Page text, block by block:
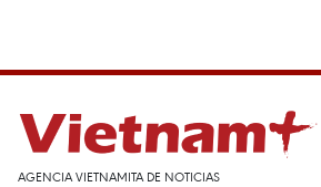
AGENCIA VIETNAMITA DE NOTICIAS